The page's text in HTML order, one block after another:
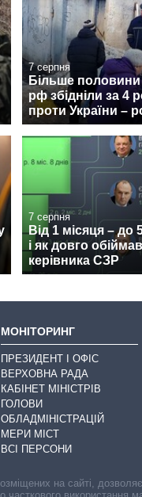
7 серпня
Більше половини
рф збідніли за 4
проти України –
7 серпня
Від 1 місяця – до
і як довго
керівника СЗР
МОНІТОРИНГ
ПРЕЗИДЕНТ І ОФІС
ВЕРХОВНА РАДА
КАБІНЕТ МІНІСТРІВ
ГОЛОВИ
ОБЛАДМІНІСТРАЦІЙ
МЕРИ МІСТ
ВСІ ПЕРСОНИ
на сайті,